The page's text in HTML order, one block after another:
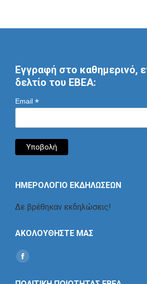
Εγγραφή στο καθημερινό,
δελτίο του ΕΒΕΑ:
Email *
ΗΜΕΡΟΛΟΓΙΟ ΕΚΔΗΛΩΣΕΩΝ
Δε βρέθηκαν εκδηλώσεις!
ΑΚΟΛΟΥΘΗΣΤΕ ΜΑΣ
Find us on:
Social